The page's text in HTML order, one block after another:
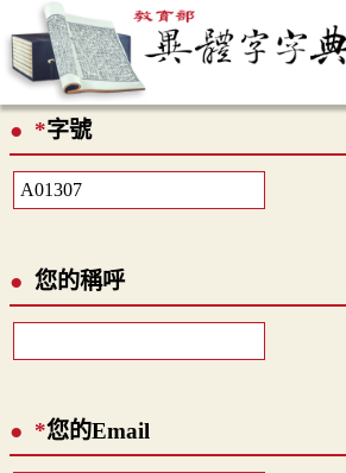
最新消息
*字號
您的稱呼
*您的Email